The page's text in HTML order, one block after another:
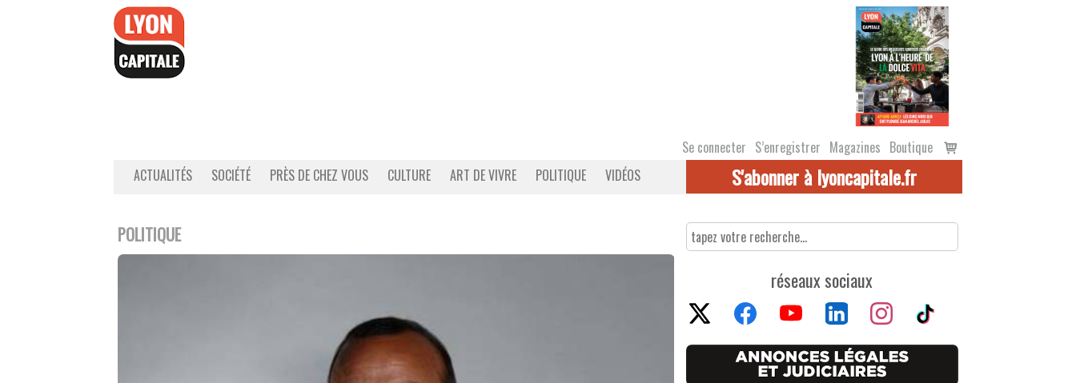
Se connecter S’enregistrer Magazines Boutique
Voir
le
ACTUALITÉS SOCIÉTÉ PRÈS DE CHEZ VOUS CULTURE ART DE VIVRE POLITIQUE VIDÉOS S'abonner à lyoncapitale.fr
POLITIQUE
réseaux sociaux